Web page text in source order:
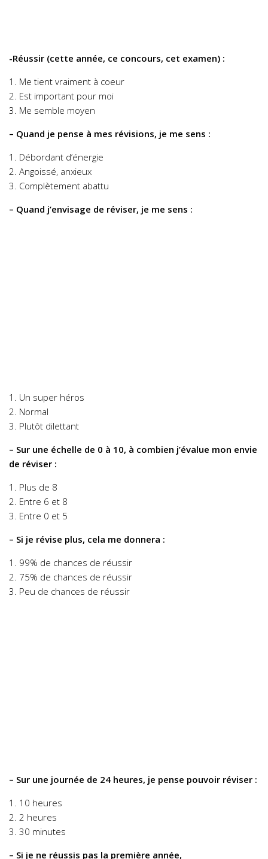
-Réussir (cette année, ce concours, cet examen) :
1. Me tient vraiment à coeur
2. Est important pour moi
3. Me semble moyen
– Quand je pense à mes révisions, je me sens :
1. Débordant d’énergie
2. Angoissé, anxieux
3. Complètement abattu
– Quand j’envisage de réviser, je me sens :
1. Un super héros
2. Normal
3. Plutôt dilettant
– Sur une échelle de 0 à 10, à combien j’évalue mon envie
de réviser :
1. Plus de 8
2. Entre 6 et 8
3. Entre 0 et 5
– Si je révise plus, cela me donnera :
1. 99% de chances de réussir
2. 75% de chances de réussir
3. Peu de chances de réussir
– Sur une journée de 24 heures, je pense pouvoir réviser :
1. 10 heures
2. 2 heures
3. 30 minutes
– Si je ne réussis pas la première année,